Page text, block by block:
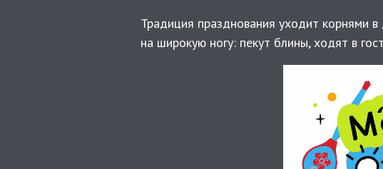
Традиция празднования уходит корнями
на широкую ногу: пекут блины, ходят в